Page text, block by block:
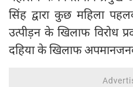
सिंह द्वारा कुछ महिला
उत्पीड़न के खिलाफ विरोध
दहिया के खिलाफ